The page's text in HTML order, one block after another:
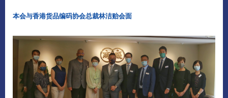
本会与香港货品编码协会总裁林洁贻会面